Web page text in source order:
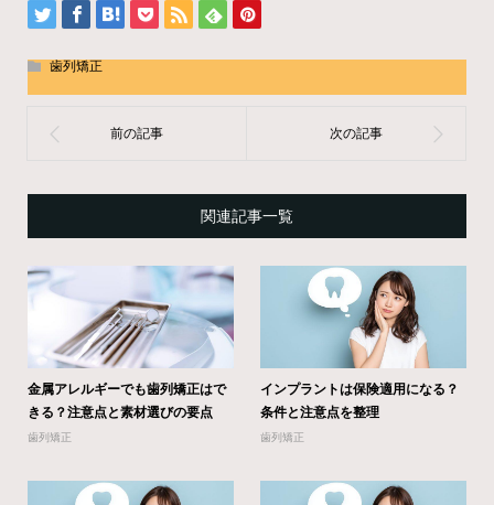
歯列矯正
関連記事一覧
金属アレルギーでも歯列矯正はで
きる？注意点と素材選びの要点
歯列矯正
インプラントは保険適用になる？
条件と注意点を整理
歯列矯正